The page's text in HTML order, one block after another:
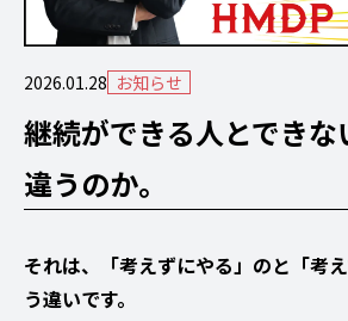
2026.01.28 お知らせ
継続ができる人とでき
違うのか。
それは、「考えずにやる」のと「考
う違いです。